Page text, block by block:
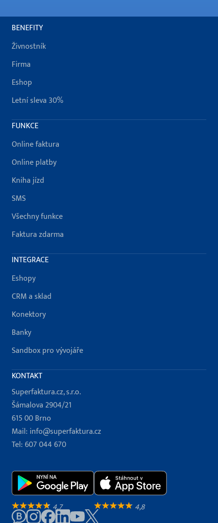
BENEFITY
Živnostník
Firma
Eshop
Letní sleva 30%
FUNKCE
Online faktura
Online platby
Kniha jízd
SMS
Všechny funkce
Faktura zdarma
INTEGRACE
Eshopy
CRM a sklad
Konektory
Banky
Sandbox pro vývojáře
KONTAKT
Superfaktura.cz, s.r.o.
Šámalova 2904/21
615 00 Brno
Mail: info@superfaktura.cz
Tel:607 044 670
4,7 4,8